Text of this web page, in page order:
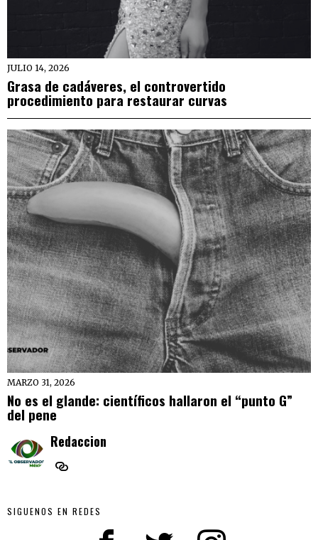
JULIO 14, 2026
Grasa de cadáveres, el controvertido
procedimiento para restaurar curvas
MARZO 31, 2026
No es el glande: científicos hallaron el “punto G”
del pene
Redaccion
SIGUENOS EN REDES